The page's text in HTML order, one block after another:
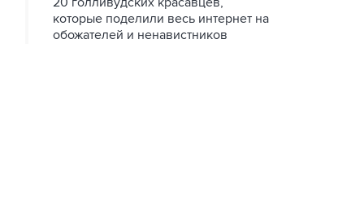
20 голливудских красавцев,
которые поделили весь интернет на
обожателей и ненавистников